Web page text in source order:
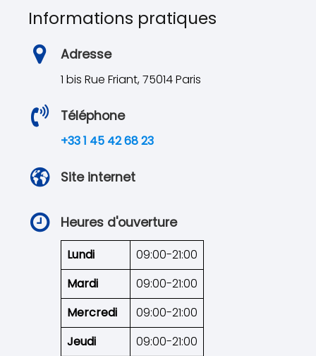
Informations pratiques
Adresse
1 bis Rue Friant, 75014 Paris
Téléphone
+33 1 45 42 68 23
Site internet
Heures d'ouverture
Lundi
09:00-21:00
Mardi
09:00-21:00
Mercredi
09:00-21:00
Jeudi
09:00-21:00